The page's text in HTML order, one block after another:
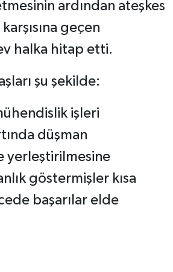
ardından ateşkes
geçen
halka hitap etti.
şu şekilde:
işleri
düşman
yerleştirilmesine
göstermişler kısa
başarılar elde